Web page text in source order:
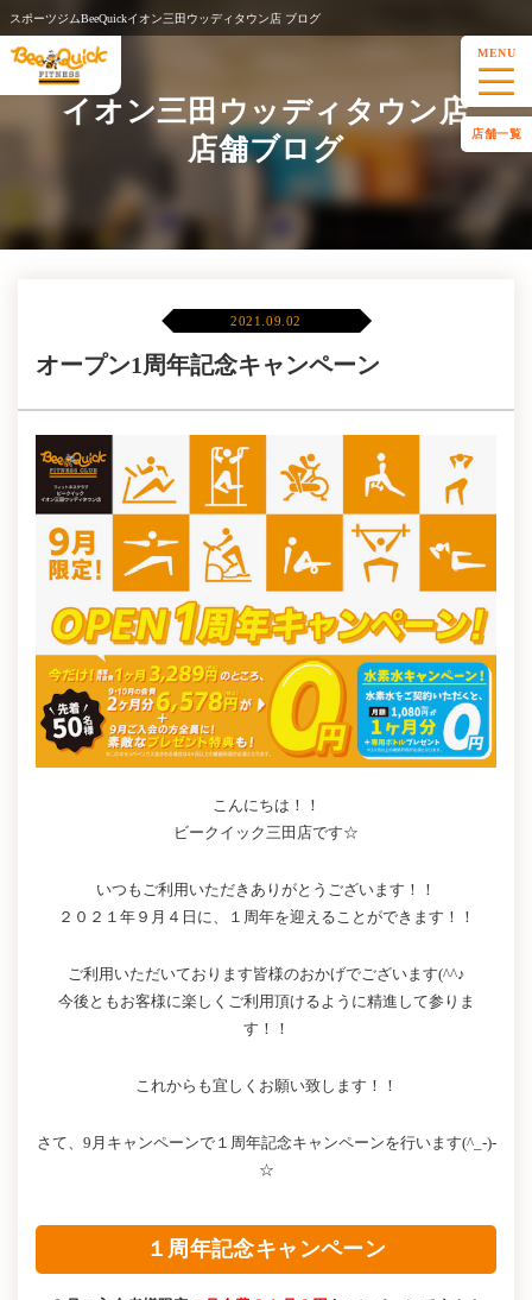
スポーツジムBeeQuickイオン三田ウッディタウン店 ブログ
MENU
店舗一覧
イオン三田ウッディタウン店
店舗ブログ
2021.09.02
オープン1周年記念キャンペーン
こんにちは！！
ビークイック三田店です☆
いつもご利用いただきありがとうございます！！
２０２１年９月４日に、１周年を迎えることができます！！
ご利用いただいております皆様のおかげでございます(^^♪
今後ともお客様に楽しくご利用頂けるように精進して参りま
す！！
これからも宜しくお願い致します！！
さて、9月キャンペーンで１周年記念キャンペーンを行います(^_-)-
☆
１周年記念キャンペーン